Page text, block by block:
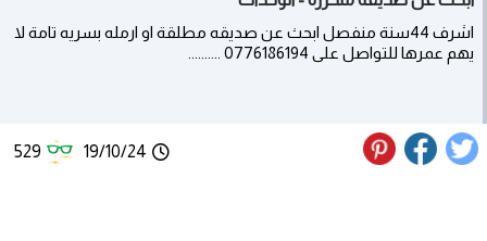
اشرف 44سنة منفصل ابحث عن صديقه مطلقة او ارمله بسريه تامة لا
يهم عمرها للتواصل على 0776186194 ..........
19/10/24
529